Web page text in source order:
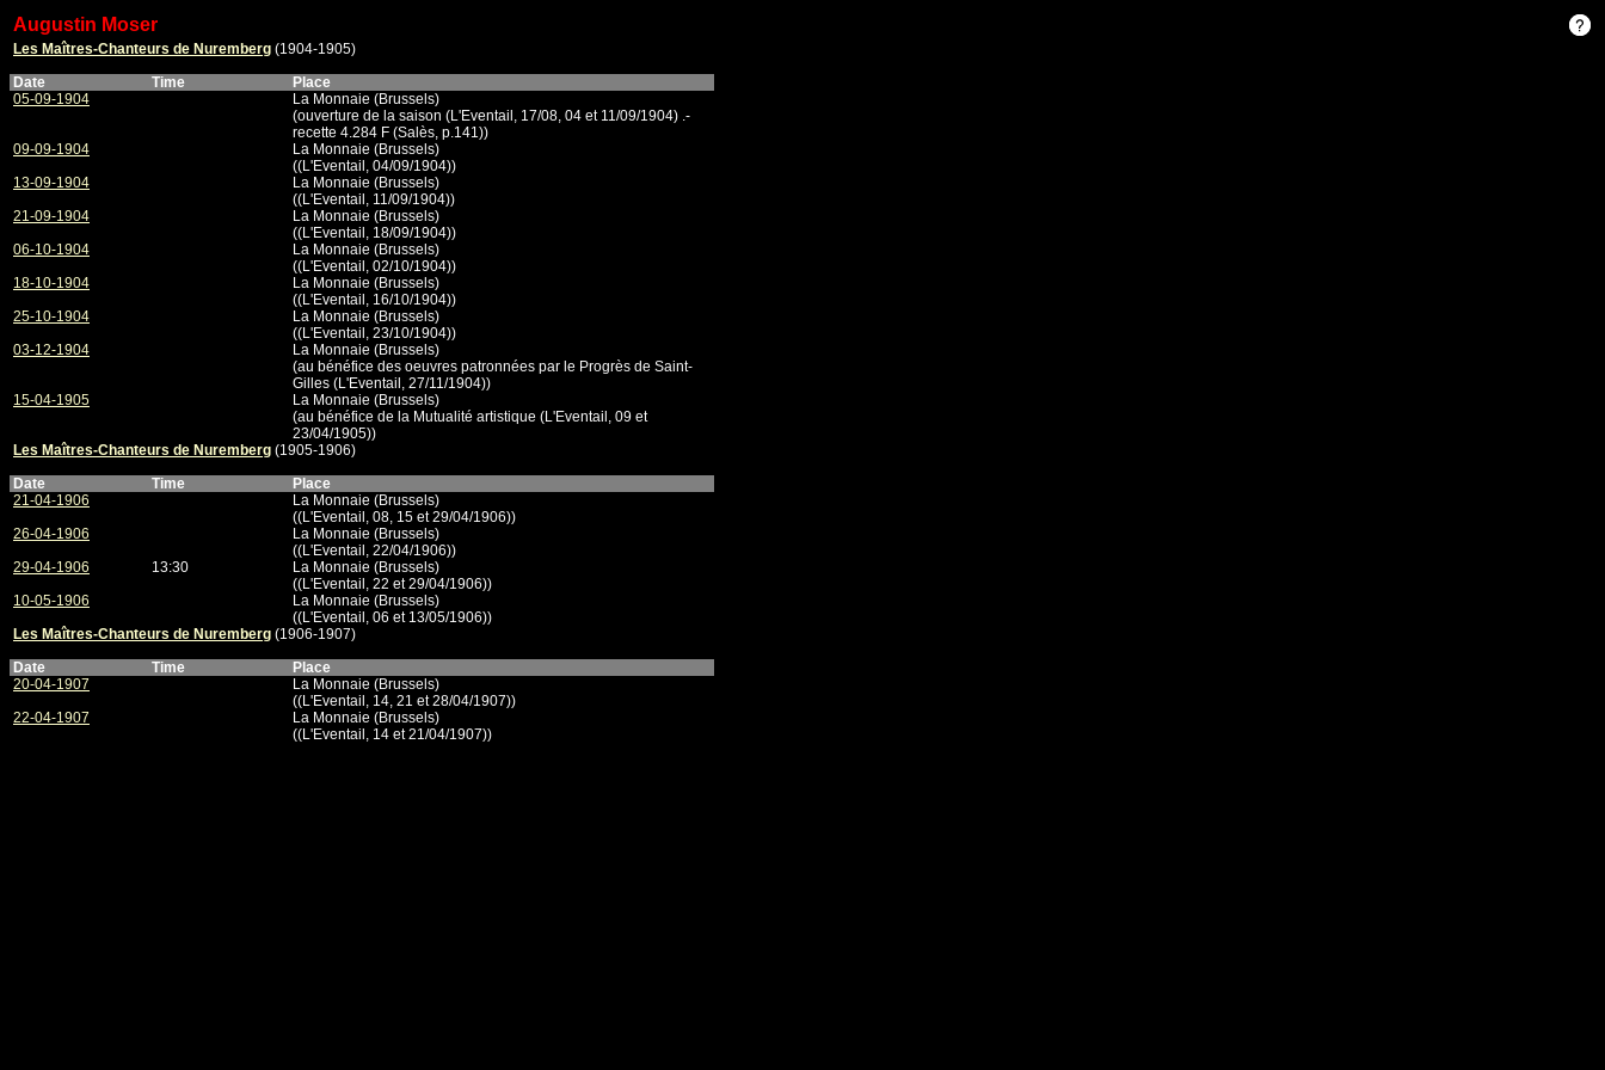
Augustin Moser
Les Maîtres-Chanteurs de Nuremberg (1904-1905)
Date
Time
Place
05-09-1904
La Monnaie (Brussels)
(ouverture de la saison (L'Eventail, 17/08, 04 et 11/09/1904) .-
recette 4.284 F (Salès, p.141))
09-09-1904
La Monnaie (Brussels)
((L'Eventail, 04/09/1904))
13-09-1904
La Monnaie (Brussels)
((L'Eventail, 11/09/1904))
21-09-1904
La Monnaie (Brussels)
((L'Eventail, 18/09/1904))
06-10-1904
La Monnaie (Brussels)
((L'Eventail, 02/10/1904))
18-10-1904
La Monnaie (Brussels)
((L'Eventail, 16/10/1904))
25-10-1904
La Monnaie (Brussels)
((L'Eventail, 23/10/1904))
03-12-1904
La Monnaie (Brussels)
(au bénéfice des oeuvres patronnées par le Progrès de Saint-
Gilles (L'Eventail, 27/11/1904))
15-04-1905
La Monnaie (Brussels)
(au bénéfice de la Mutualité artistique (L'Eventail, 09 et
23/04/1905))
Les Maîtres-Chanteurs de Nuremberg (1905-1906)
Date
Time
Place
21-04-1906
La Monnaie (Brussels)
((L'Eventail, 08, 15 et 29/04/1906))
26-04-1906
La Monnaie (Brussels)
((L'Eventail, 22/04/1906))
29-04-1906
13:30
La Monnaie (Brussels)
((L'Eventail, 22 et 29/04/1906))
10-05-1906
La Monnaie (Brussels)
((L'Eventail, 06 et 13/05/1906))
Les Maîtres-Chanteurs de Nuremberg (1906-1907)
Date
Time
Place
20-04-1907
La Monnaie (Brussels)
((L'Eventail, 14, 21 et 28/04/1907))
22-04-1907
La Monnaie (Brussels)
((L'Eventail, 14 et 21/04/1907))